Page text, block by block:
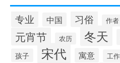
专业 中国 习俗 作者
元宵节 农历 冬天
孩子 宋代 寓意 工作